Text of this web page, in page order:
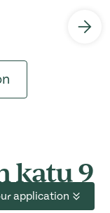
katu 9
application